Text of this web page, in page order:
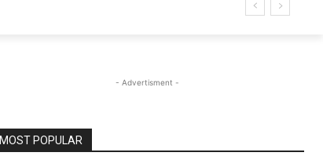
- Advertisment -
MOST POPULAR